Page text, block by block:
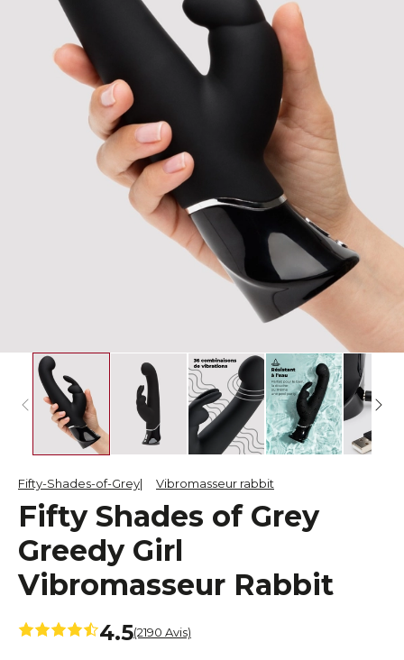
Fifty-Shades-of-Grey Vibromasseur rabbit
Fifty Shades of Grey
Greedy Girl
Vibromasseur Rabbit
4.5(2190 Avis)